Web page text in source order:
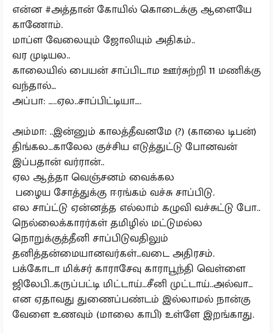
என்ன #அத்தான் கோயில் கொடைக்கு ஆளையே
காணோம்.
மாப்ள வேலையும் ஜோலியும் அதிகம்..
வர முடியல..
காலையில் பையன் சாப்பிடாம ஊர்சுற்றி 11 மணிக்கு
வந்தால்…
அப்பா: …..ஏல..சாப்பிட்டியா….
அம்மா: ..இன்னும் காலத்தீவனமே (?) (காலை டிபன்)
திங்கல…காலேல குச்சிய எடுத்துட்டு போனவன்
இப்பதான் வர்ரான்..
ஏல ஆத்தா வெஞ்சனம் வைக்கல
பழைய சோத்துக்கு ஈரங்கம் வச்சு சாப்பிடு.
எல சாப்ட்டு ஏன்னத்த எல்லாம் கழுவி வச்சுட்டு போ..
நெல்லைக்காரர்கள் தமிழில் மட்டுமல்ல
நொறுக்குத்தீனி சாப்பிடுவதிலும்
தனித்தன்மையானவர்கள்…வடை அதிரசம்.
பக்கோடா மிக்சர் காராசேவு காராபூந்தி வெள்ளை
ஜிலேபி..கருப்பட்டி மிட்டாய்…சீனி முட்டாய்..அல்வா…
என ஏதாவது துணைப்பண்டம் இல்லாமல் நான்கு
வேளை உணவும் (மாலை காபி) உள்ளே இறங்காது.